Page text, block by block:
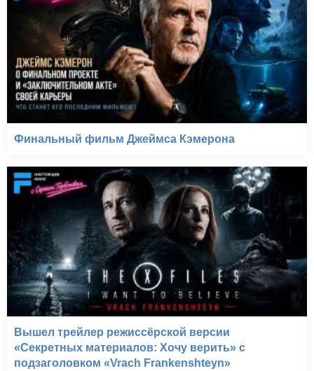
Финальный фильм Джеймса Кэмерона
Вышел трейлер режиссёрской версии
«Секретных материалов: Хочу верить» с
подзаголовком «Vrach Frankenshteyn»